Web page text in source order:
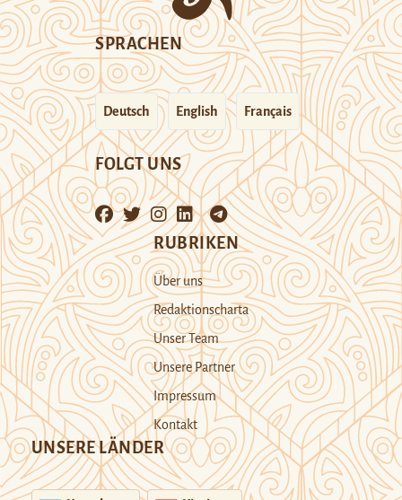
SPRACHEN
Deutsch English Français
FOLGT UNS
RUBRIKEN
Über uns
Redaktionscharta
Unser Team
Unsere Partner
Impressum
Kontakt
UNSERE LÄNDER